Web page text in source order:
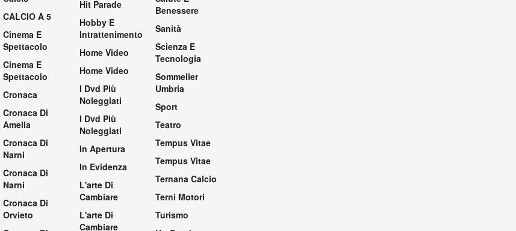
CALCIO A 5
Cinema E
Spettacolo
Cinema E
Spettacolo
Cronaca
Cronaca Di
Amelia
Cronaca Di
Narni
Cronaca Di
Narni
Cronaca Di
Orvieto
Hit Parade
Hobby E
Intrattenimento
Home Video
Home Video
I Dvd Più
Noleggiati
I Dvd Più
Noleggiati
In Apertura
In Evidenza
L'arte Di
Cambiare
L'arte Di
Cambiare
Benessere
Sanità
Scienza E
Tecnologia
Sommelier
Umbria
Sport
Teatro
Tempus Vitae
Tempus Vitae
Ternana Calcio
Terni Motori
Turismo